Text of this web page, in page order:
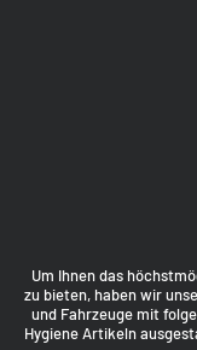
Um Ihnen das
zu bieten, haben wir
und Fahrzeuge mit
Hygiene Artikeln